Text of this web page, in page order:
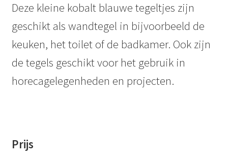
Deze kleine kobalt blauwe tegeltjes zijn
geschikt als wandtegel in bijvoorbeeld de
keuken, het toilet of de badkamer. Ook zijn
de tegels geschikt voor het gebruik in
horecagelegenheden en projecten.
Prijs